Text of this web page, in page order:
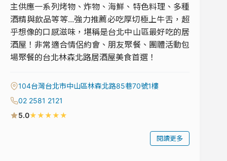
主供應一系列烤物、炸物、海鮮、特色料理、多種
酒精與飲品等等...強力推薦必吃厚切極上牛舌，超
乎想像的口感滋味，堪稱是台北中山區最好吃的居
酒屋！非常適合情侶約會、朋友聚餐、團體活動包
場聚餐的台北林森北路居酒屋美食首選！
104台灣台北市中山區林森北路85巷70號1樓
02 2581 2121
5.0★★★★★
閱讀更多